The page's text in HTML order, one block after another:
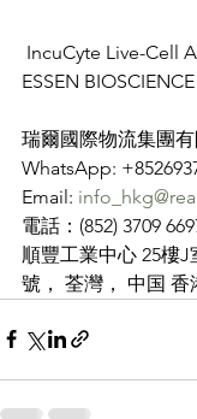
ESSEN BIOSCIENCE
瑞爾國際物流集團
WhatsApp:
Email:
電話：(852) 3709
順豐工業中心 25樓J
號， 荃灣， 中国 香